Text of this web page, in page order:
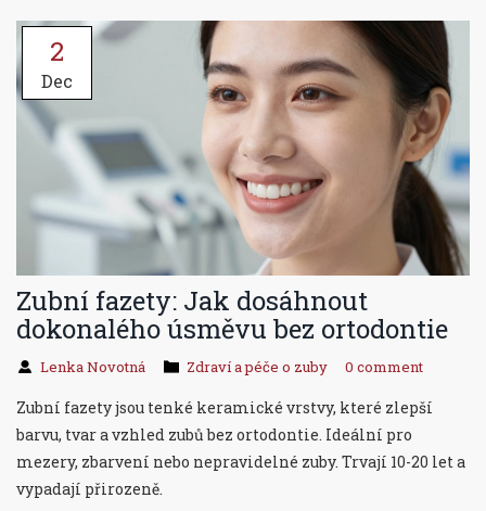
2
Dec
Zubní fazety: Jak dosáhnout
dokonalého úsměvu bez ortodontie
Lenka Novotná Zdraví a péče o zuby 0 comment
Zubní fazety jsou tenké keramické vrstvy, které zlepší
barvu, tvar a vzhled zubů bez ortodontie. Ideální pro
mezery, zbarvení nebo nepravidelné zuby. Trvají 10-20 let a
vypadají přirozeně.